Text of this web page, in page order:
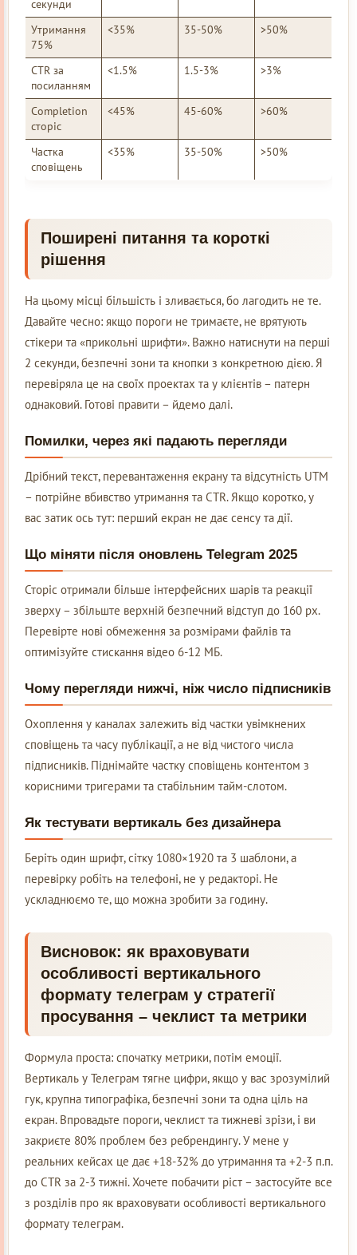
секунди
Утримання
75%
<35% 35-50% >50%
CTR за
посиланням
<1.5% 1.5-3% >3%
Completion
сторіс
<45% 45-60% >60%
Частка
сповіщень
<35% 35-50% >50%
Поширені питання та короткі
рішення
На цьому місці більшість і зливається, бо лагодить не те.
Давайте чесно: якщо пороги не тримаєте, не врятують
стікери та «прикольні шрифти». Важно натиснути на перші
2 секунди, безпечні зони та кнопки з конкретною дією. Я
перевіряла це на своїх проектах та у клієнтів – патерн
однаковий. Готові правити – йдемо далі.
Помилки, через які падають перегляди
Дрібний текст, перевантаження екрану та відсутність UTM
– потрійне вбивство утримання та CTR. Якщо коротко, у
вас затик ось тут: перший екран не дає сенсу та дії.
Що міняти після оновлень Telegram 2025
Сторіс отримали більше інтерфейсних шарів та реакції
зверху – збільште верхній безпечний відступ до 160 px.
Перевірте нові обмеження за розмірами файлів та
оптимізуйте стискання відео 6-12 МБ.
Чому перегляди нижчі, ніж число підписників
Охоплення у каналах залежить від частки увімкнених
сповіщень та часу публікації, а не від чистого числа
підписників. Піднімайте частку сповіщень контентом з
корисними тригерами та стабільним тайм-слотом.
Як тестувати вертикаль без дизайнера
Беріть один шрифт, сітку 1080×1920 та 3 шаблони, а
перевірку робіть на телефоні, не у редакторі. Не
ускладнюємо те, що можна зробити за годину.
Висновок: як враховувати
особливості вертикального
формату телеграм у стратегії
просування – чеклист та метрики
Формула проста: спочатку метрики, потім емоції.
Вертикаль у Телеграм тягне цифри, якщо у вас зрозумілий
гук, крупна типографіка, безпечні зони та одна ціль на
екран. Впровадьте пороги, чеклист та тижневі зрізи, і ви
закриєте 80% проблем без ребрендингу. У мене у
реальних кейсах це дає +18-32% до утримання та +2-3 п.п.
до CTR за 2-3 тижні. Хочете побачити ріст – застосуйте все
з розділів про як враховувати особливості вертикального
формату телеграм.